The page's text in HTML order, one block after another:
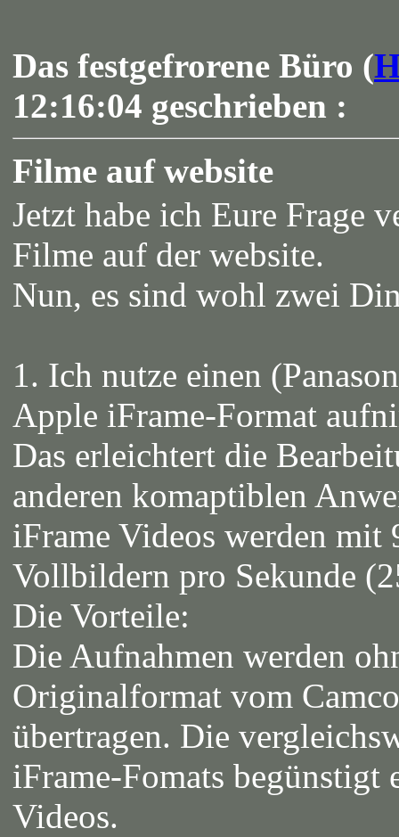
Das festgefrorene Büro (
12:16:04 geschrieben :
Filme auf website
Jetzt habe ich Eure Frage
Filme auf der website.
Nun, es sind wohl zwei
1. Ich nutze einen
Apple iFrame-Format
Das erleichtert die
anderen komaptiblen
iFrame Videos werden
Vollbildern pro Sekunde
Die Vorteile:
Die Aufnahmen werden
Originalformat vom
übertragen. Die
iFrame-Fomats begünstigt
Videos.